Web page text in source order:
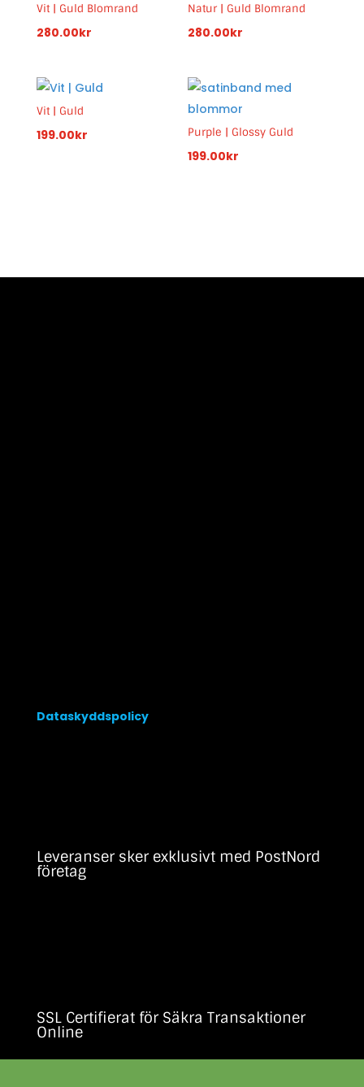
Vit | Guld Blomrand
280.00kr
Natur | Guld Blomrand
280.00kr
Vit | Guld
199.00kr Purple | Glossy Guld
199.00kr
Dataskyddspolicy
Leveranser sker exklusivt med PostNord
företag
SSL Certifierat för Säkra Transaktioner
Online